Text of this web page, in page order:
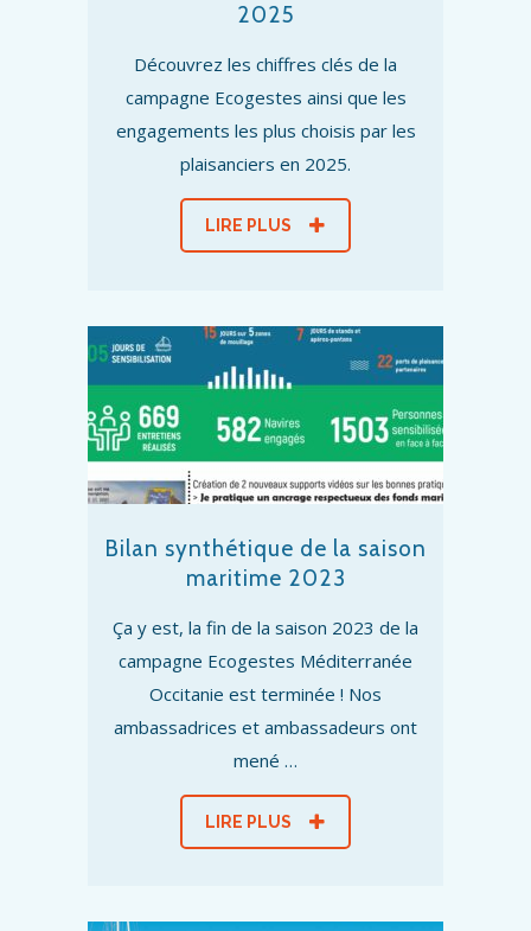
2025
Découvrez les chiffres clés de la
campagne Ecogestes ainsi que les
engagements les plus choisis par les
plaisanciers en 2025.
LIRE PLUS
Bilan synthétique de la saison
maritime 2023
Ça y est, la fin de la saison 2023 de la
campagne Ecogestes Méditerranée
Occitanie est terminée ! Nos
ambassadrices et ambassadeurs ont
mené …
LIRE PLUS